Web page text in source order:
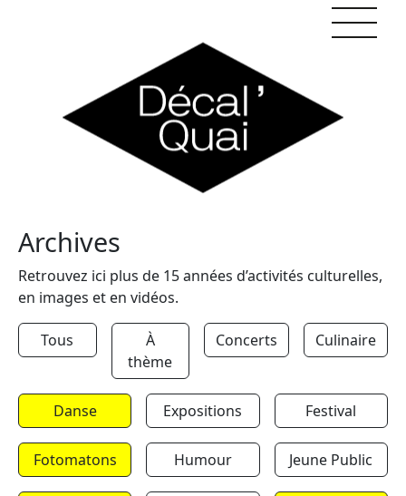
Archives
Retrouvez ici plus de 15 années d’activités culturelles,
en images et en vidéos.
Tous
À
thème
Concerts Culinaire
Danse Expositions Festival
Fotomatons Humour Jeune Public